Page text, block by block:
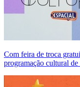
Com feira de troca
programação cultural de